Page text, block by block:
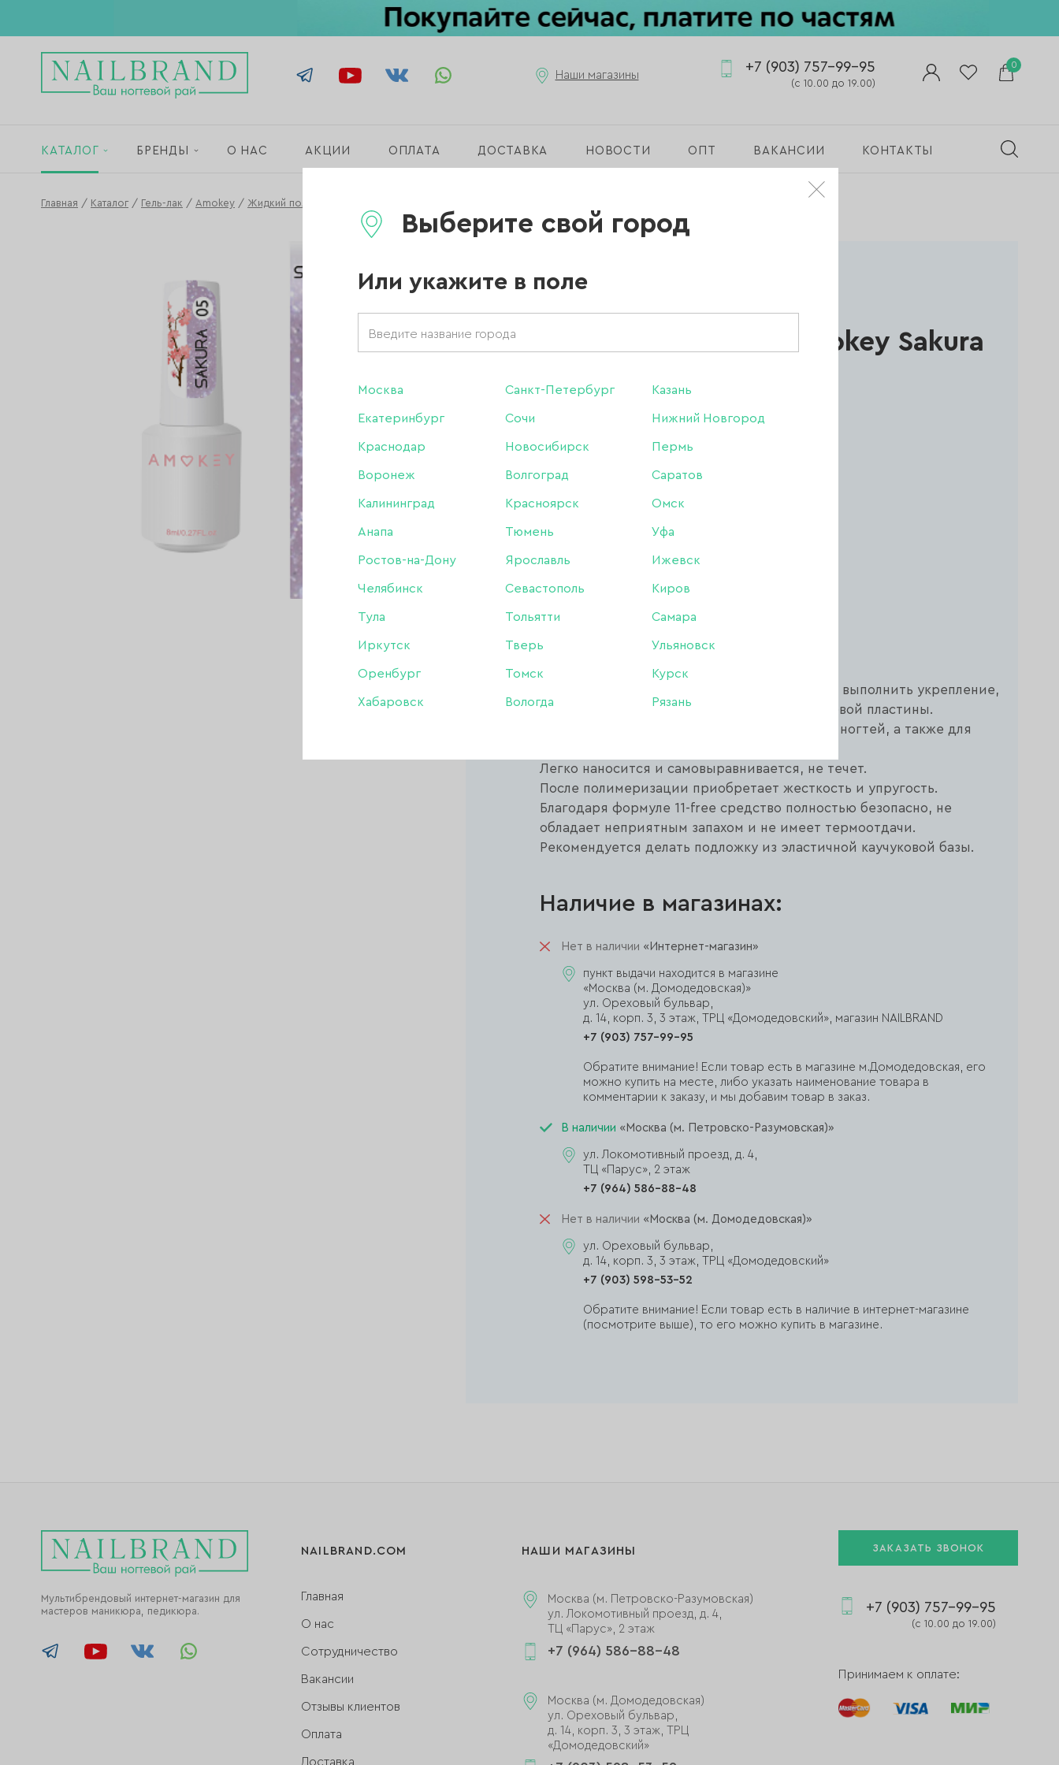
Выберите свой город
Или укажите в поле
Москва Санкт-Петербург Казань
Екатеринбург Сочи Нижний Новгород
Краснодар Новосибирск Пермь
Воронеж Волгоград Саратов
Калининград Красноярск Омск
Анапа Тюмень Уфа
Ростов-на-Дону Ярославль Ижевск
Челябинск Севастополь Киров
Тула Тольятти Самара
Иркутск Тверь Ульяновск
Оренбург Томск Курск
Хабаровск Вологда Рязань
Наши магазины
+7 (903) 757-99-95
(с 10.00 до 19.00)
0
КАТАЛОГ БРЕНДЫ О НАС АКЦИИ ОПЛАТА ДОСТАВКА НОВОСТИ ОПТ ВАКАНСИИ КОНТАКТЫ
Главная / Каталог / Гель-лак / Amokey / Жидкий полигель Amokey
Жидкий полигель Amokey Sakura
05, 8 мл
420 ₽
Нет в интернет-магазине
В наличии в магазинах
Описание:
Средство средне-густой вязкости позволяет выполнить укрепление,
наращивание, ремонт и выравнивание ногтевой пластины.
Прочный материал подходит для всех типов ногтей, а также для
Легко наносится и самовыравнивается, не течет.
После полимеризации приобретает жесткость и упругость.
Благодаря формуле 11-free средство полностью безопасно, не
обладает неприятным запахом и не имеет термоотдачи.
Рекомендуется делать подложку из эластичной каучуковой базы.
Наличие в магазинах:
Нет в наличии «Интернет-магазин»
пункт выдачи находится в магазине
«Москва (м. Домодедовская)»
ул. Ореховый бульвар,
д. 14, корп. 3, 3 этаж, ТРЦ «Домодедовский», магазин NAILBRAND
+7 (903) 757-99-95
Обратите внимание! Если товар есть в магазине м.Домодедовская, его
можно купить на месте, либо указать наименование товара в
комментарии к заказу, и мы добавим товар в заказ.
В наличии «Москва (м. Петровско-Разумовская)»
ул. Локомотивный проезд, д. 4,
ТЦ «Парус», 2 этаж
+7 (964) 586-88-48
Нет в наличии «Москва (м. Домодедовская)»
ул. Ореховый бульвар,
д. 14, корп. 3, 3 этаж, ТРЦ «Домодедовский»
+7 (903) 598-53-52
Обратите внимание! Если товар есть в наличие в интернет-магазине
(посмотрите выше), то его можно купить в магазине.
Мультибрендовый интернет-магазин для
мастеров маникюра, педикюра.
NAILBRAND.COM
Главная
О нас
Сотрудничество
Вакансии
Отзывы клиентов
Оплата
Доставка
НАШИ МАГАЗИНЫ
Москва (м. Петровско-Разумовская)
ул. Локомотивный проезд, д. 4,
ТЦ «Парус», 2 этаж
+7 (964) 586-88-48
Москва (м. Домодедовская)
ул. Ореховый бульвар,
д. 14, корп. 3, 3 этаж, ТРЦ
«Домодедовский»
ЗАКАЗАТЬ ЗВОНОК
+7 (903) 757-99-95
(с 10.00 до 19.00)
Принимаем к оплате: